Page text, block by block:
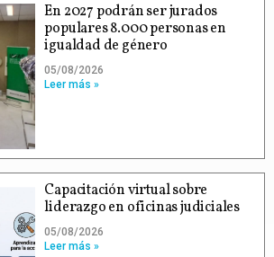
En 2027 podrán ser jurados
populares 8.000 personas en
igualdad de género
05/08/2026
Leer más »
Capacitación virtual sobre
liderazgo en oficinas judiciales
05/08/2026
Leer más »